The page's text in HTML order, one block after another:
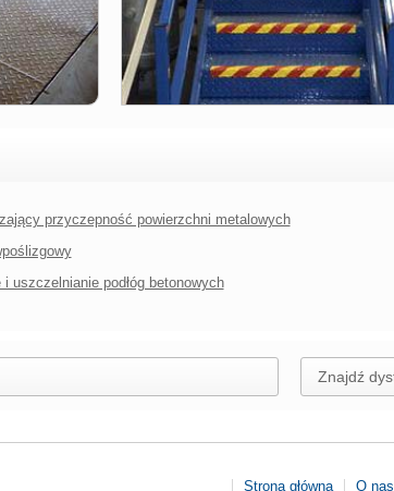
przyczepność powierzchni metalowych
uszczelnianie podłóg betonowych
Znajdź
Strona główna O nas